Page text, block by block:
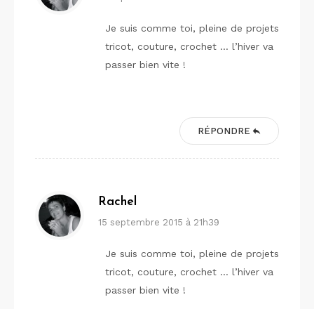
Je suis comme toi, pleine de projets
tricot, couture, crochet … l’hiver va
passer bien vite !
RÉPONDRE
Rachel
15 septembre 2015 à 21h39
Je suis comme toi, pleine de projets
tricot, couture, crochet … l’hiver va
passer bien vite !